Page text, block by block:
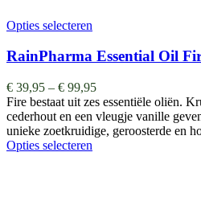
Opties selecteren
RainPharma Essential Oil
€ 39,95 – € 99,95
Fire bestaat uit zes essentiële oliën.
cederhout en een vleugje vanille
unieke zoetkruidige, geroosterde en
Opties selecteren